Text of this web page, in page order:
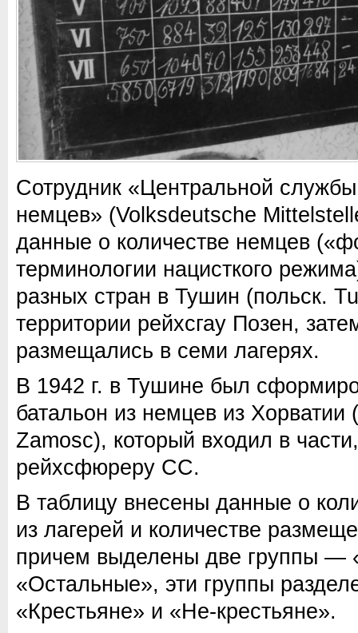
Сотрудник «Центральной
немцев» (Volksdeutsche
данные о количестве немцев
терминологии нацисткого
разных стран в Тушин (польск.
территории рейхсгау Позен,
размещались в семи лагерях.
В 1942 г. в Тушине был
батальон из немцев из Хорватии
Zamosc), который входил в
рейхсфюреру СС.
В таблицу внесены данные о
из лагерей и количестве
причем выделены две группы —
«Остальные», эти группы
«Крестьяне» и «Не-крестьяне».